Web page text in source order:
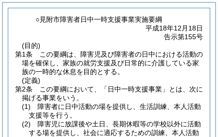
○見附市障害者日中一時支援事業実施要綱
平成18年12月18日
告示第155号
(目的)
第1条
この要綱は、障害児及び障害者の日中における活動の
場を確保し、家族の就労支援及び日常的に介護している家
族の一時的な休息を目的とする。
(定義)
第2条
この要綱において、「日中一時支援事業」とは、次に
掲げる事業をいう。
(1)
障害者に日中活動の場を提供し、生活訓練、本人活動
支援等を行う。
(2)
障害児に放課後や土日、長期休暇等の学校以外に活動
する場を提供し、社会に適応するための訓練、本人活動